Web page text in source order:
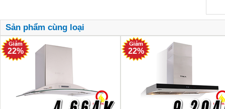
Sản phẩm cùng loại
22% 22%